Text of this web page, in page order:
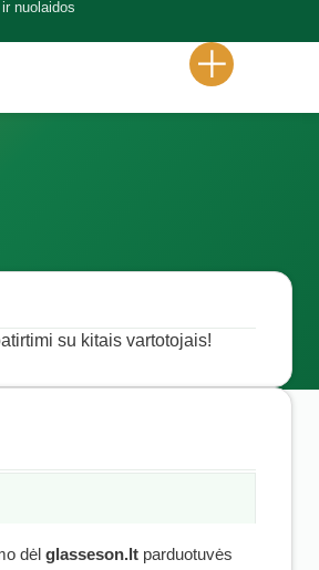
nuolaidos
su kitais vartotojais!
dėl glasseson.lt parduotuvės